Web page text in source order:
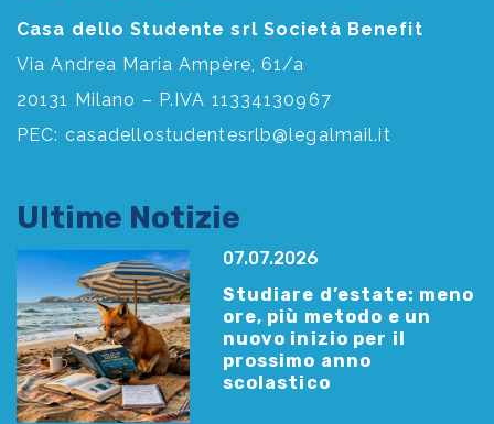
Casa dello Studente srl Società Benefit
Via Andrea Maria Ampère, 61/a
20131 Milano – P.IVA 11334130967
PEC: casadellostudentesrlb@legalmail.it
Ultime Notizie
07.07.2026
Studiare d’estate: meno
ore, più metodo e un
nuovo inizio per il
prossimo anno
scolastico